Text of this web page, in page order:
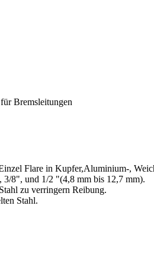
Bremsleitungen
Flare in Kupfer,Aluminium-,
8", und 1/2 "(4,8 mm bis 12,7 mm).
zu verringern Reibung.
Stahl.